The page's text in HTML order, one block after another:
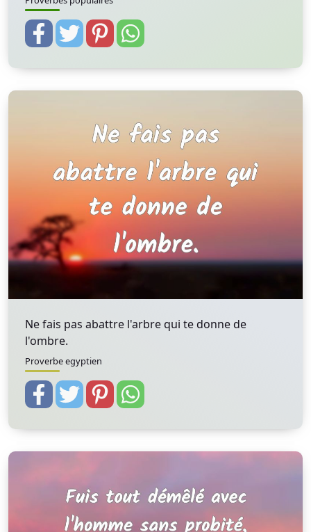
Ne fais pas abattre l'arbre qui te donne de
l'ombre.
Proverbe egyptien